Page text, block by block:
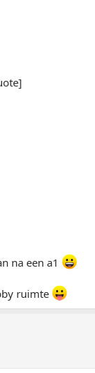
na een a1
ruimte